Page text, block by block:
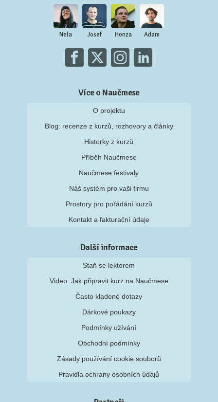
Nela Josef Honza Adam
Více o Naučmese
O projektu
Blog: recenze z kurzů, rozhovory a články
Historky z kurzů
Příběh Naučmese
Naučmese festivaly
Náš systém pro vaši firmu
Prostory pro pořádání kurzů
Kontakt a fakturační údaje
Další informace
Staň se lektorem
Video: Jak připravit kurz na Naučmese
Často kladené dotazy
Dárkové poukazy
Podmínky užívání
Obchodní podmínky
Zásady používání cookie souborů
Pravidla ochrany osobních údajů